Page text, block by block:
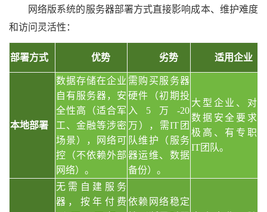
网络版系统的服务器部署方式直接影响成本、维护难度
和访问灵活性：
部署方式 优势 劣势 适用企业
本地部署
数据存储在企业
自有服务器，安
全性高（适合军
工、金融等涉密
场景），网络可
控（不依赖外部
网络）。
需购买服务器
硬件（初期投
入 5万-20
万），需IT团
队维护（服务
器运维、数据
备份）。
大型企业、对
数据安全要求
极高、有专职
IT团队。
无需自建服务
器，按年付费 依赖网络稳定